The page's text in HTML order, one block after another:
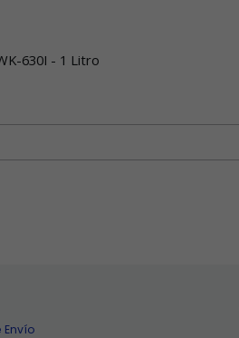
630I - 1 Litro
Envío